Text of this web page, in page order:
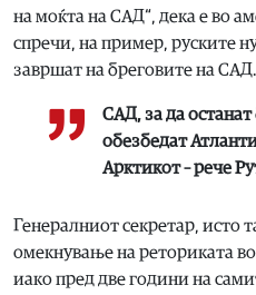
на моќта на САД“, дека е во
спречи, на пример, руските
завршат на бреговите на САД.
САД, за да
обезбедат
Арктикот – рече
Генералниот секретар, исто
омекнување на реториката во
иако пред две години на